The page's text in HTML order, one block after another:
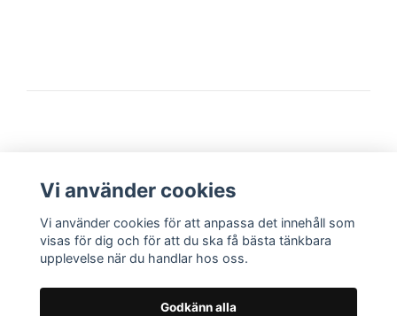
Sociala medier
Vi använder cookies
Vi använder cookies för att anpassa det innehåll som
visas för dig och för att du ska få bästa tänkbara
upplevelse när du handlar hos oss.
Godkänn alla